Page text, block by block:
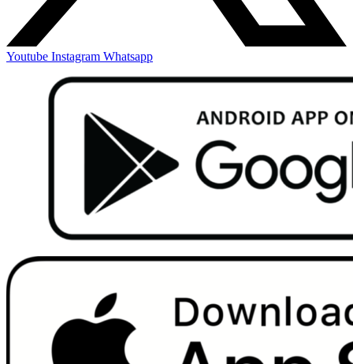
Youtube Instagram Whatsapp